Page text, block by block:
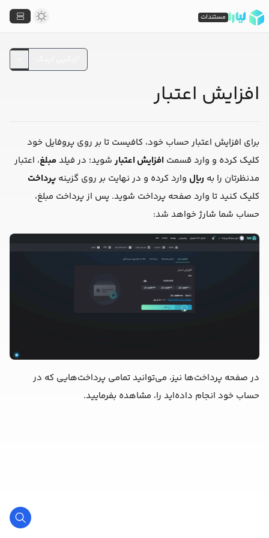
افزایش اعتبار
برای افزایش اعتبار حساب خود، کافیست تا بر روی پروفایل خود
کلیک کرده و وارد قسمت افزایش اعتبارشوید؛ در فیلدمبلغ، اعتبار
مدنظرتان را به ریال وارد کرده و در نهایت بر روی گزینه پرداخت
کلیک کنید تا وارد صفحه پرداخت شوید. پس از پرداخت مبلغ،
حساب شما شارژ خواهد شد:
در صفحه پرداخت‌ها نیز، می‌توانید تمامی پرداخت‌هایی که در
حساب خود انجام داده‌اید را، مشاهده بفرمایید.
مستندات